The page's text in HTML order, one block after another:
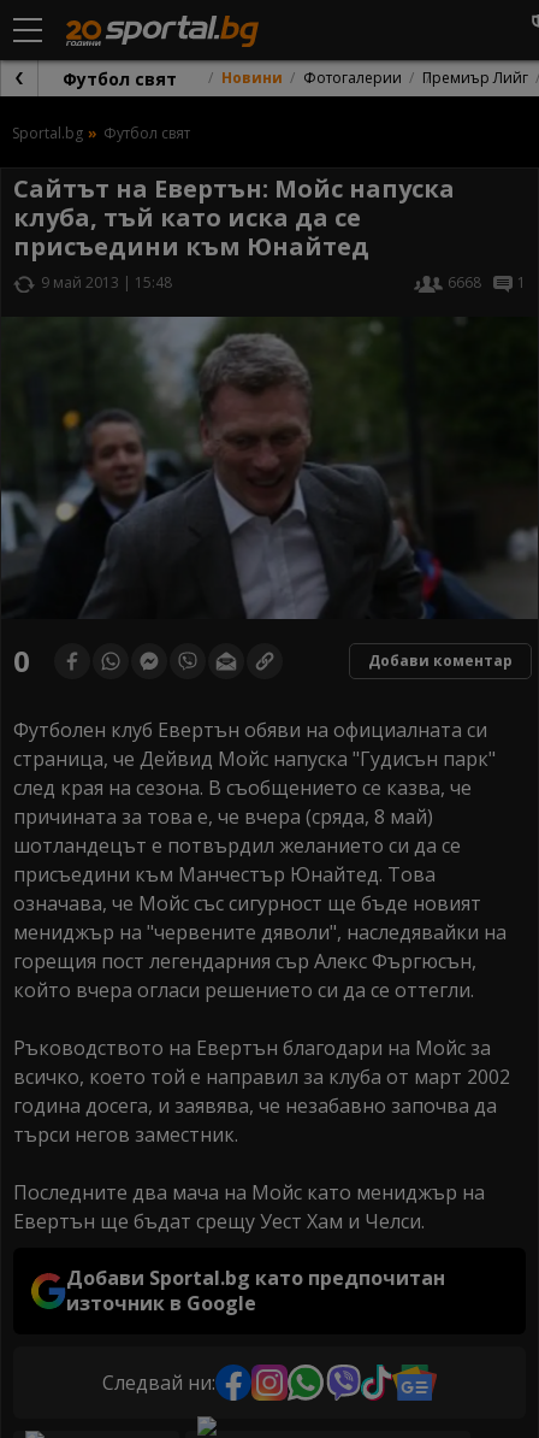
Футбол свят Новини Фотогалерии Премиър Лийг
Sportal.bg Футбол свят
Сайтът на Евертън: Мойс напуска
клуба, тъй като иска да се
присъедини към Юнайтед
9 май 2013 | 15:48 6668 1
0 Добави коментар
Футболен клуб Евертън обяви на официалната си
страница, че Дейвид Мойс напуска "Гудисън парк"
след края на сезона. В съобщението се казва, че
причината за това е, че вчера (сряда, 8 май)
шотландецът е потвърдил желанието си да се
присъедини към Манчестър Юнайтед. Това
означава, че Мойс със сигурност ще бъде новият
мениджър на "червените дяволи", наследявайки на
горещия пост легендарния сър Алекс Фъргюсън,
който вчера огласи решението си да се оттегли.
Ръководството на Евертън благодари на Мойс за
всичко, което той е направил за клуба от март 2002
година досега, и заявява, че незабавно започва да
търси негов заместник.
Последните два мача на Мойс като мениджър на
Евертън ще бъдат срещу Уест Хам и Челси.
Добави Sportal.bg като предпочитан
източник в Google
Следвай ни: